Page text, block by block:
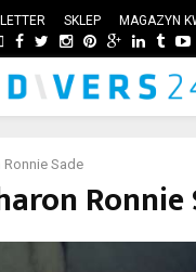
SKLEP MAGAZYN
FACEBOOK
TWITTER
INSTAGRAM
PINTEREST
GOOGLE
Ronnie Sade
Ronnie